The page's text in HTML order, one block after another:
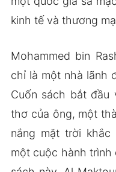
kinh tế và thương
Mohammed bin
chỉ là một nhà lãnh
Cuốn sách bắt đầu
thơ của ông, một
nắng mặt trời
một cuộc hành trình